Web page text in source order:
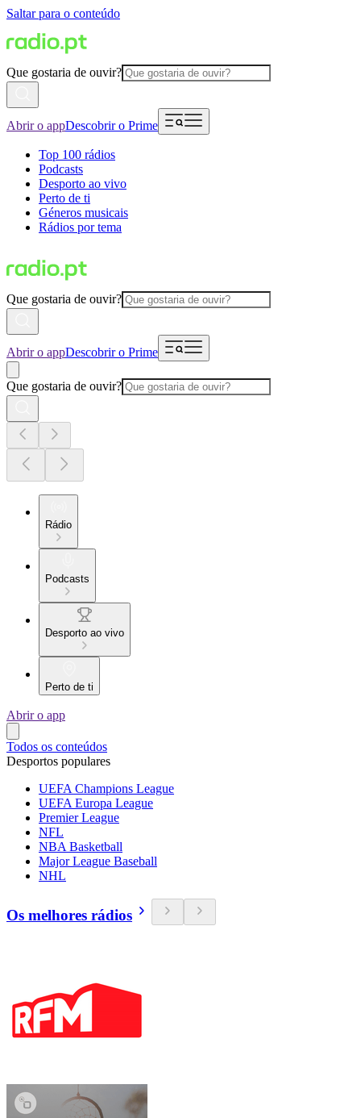
Saltar para o conteúdo
Que gostaria de ouvir?
Abrir o appDescobrir o Prime
Top 100 rádios
Podcasts
Desporto ao vivo
Perto de ti
Géneros musicais
Rádios por tema
Que gostaria de ouvir?
Abrir o appDescobrir o Prime
Que gostaria de ouvir?
Rádio
Podcasts
Desporto ao vivo
Perto de ti
Abrir o app
Todos os conteúdos
Desportos populares
UEFA Champions League
UEFA Europa League
Premier League
NFL
NBA Basketball
Major League Baseball
NHL
Os melhores rádios